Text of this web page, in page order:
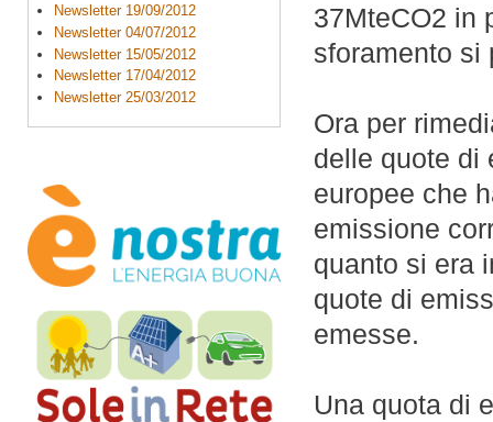
Newsletter 19/09/2012
Newsletter 04/07/2012
Newsletter 15/05/2012
Newsletter 17/04/2012
Newsletter 25/03/2012
37MteCO2 in
sforamento si
Ora per
delle quote di
europee che
emissione
quanto si era
quote di
emesse.
Una quota di